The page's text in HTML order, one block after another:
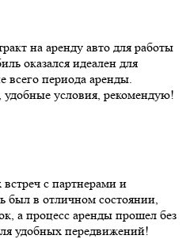
на аренду авто для работы
оказался идеален для
всего периода аренды.
условия, рекомендую!
с партнерами и
был в отличном состоянии,
а процесс аренды прошел без
удобных передвижений!